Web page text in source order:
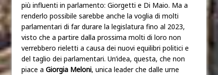
più influenti in parlamento: Giorgetti e Di Maio. Ma a
renderlo possibile sarebbe anche la voglia di molti
parlamentari di far durare la legislatura fino al 2023,
visto che a partire dalla prossima molti di loro non
verrebbero rieletti a causa dei nuovi equilibri politici e
del taglio dei parlamentari. Un’idea, questa, che non
piace a Giorgia Meloni, unica leader che dalle urne